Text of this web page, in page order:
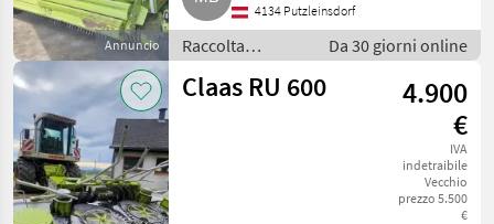
Annuncio
4134 Putzleinsdorf
Raccolta
mangimi / Altre
macchine per
Da 30 giorni online
Claas RU 600
4.900
€
IVA
indetraibile
Vecchio
prezzo 5.500
€